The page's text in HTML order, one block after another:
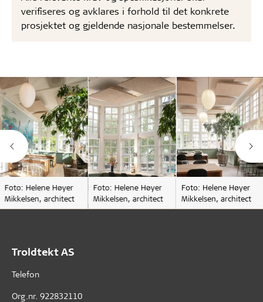
verifiseres og avklares i forhold til det konkrete
prosjektet og gjeldende nasjonale bestemmelser.
Foto: Helene Høyer
Mikkelsen, architect
Foto: Helene Høyer
Mikkelsen, architect
Foto: Helene Høyer
Mikkelsen, architect
Troldtekt AS
Telefon
Org.nr. 922832110